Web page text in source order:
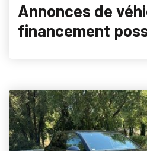
Annonces de
financement